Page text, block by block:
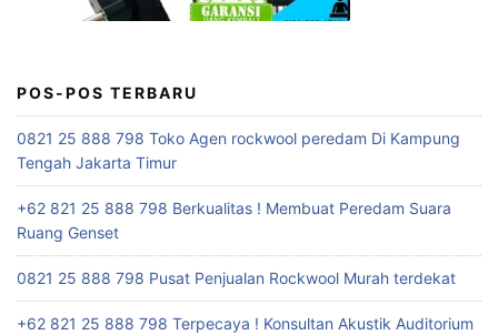
POS-POS TERBARU
0821 25 888 798 Toko Agen rockwool peredam Di Kampung
Tengah Jakarta Timur
+62 821 25 888 798 Berkualitas ! Membuat Peredam Suara
Ruang Genset
0821 25 888 798 Pusat Penjualan Rockwool Murah terdekat
+62 821 25 888 798 Terpecaya ! Konsultan Akustik Auditorium